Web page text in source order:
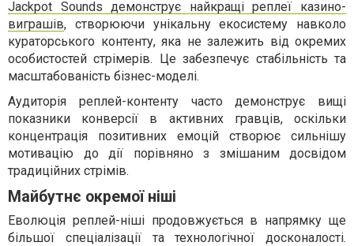
Jackpot Sounds демонструє найкращі реплеї казино-
виграшів, створюючи унікальну екосистему навколо
кураторського контенту, яка не залежить від окремих
особистостей стрімерів. Це забезпечує стабільність та
масштабованість бізнес-моделі.
Аудиторія реплей-контенту часто демонструє вищі
показники конверсії в активних гравців, оскільки
концентрація позитивних емоцій створює сильнішу
мотивацію до дії порівняно з змішаним досвідом
традиційних стрімів.
Майбутнє окремої ніші
Еволюція реплей-ніші продовжується в напрямку ще
більшої спеціалізації та технологічної досконалості.